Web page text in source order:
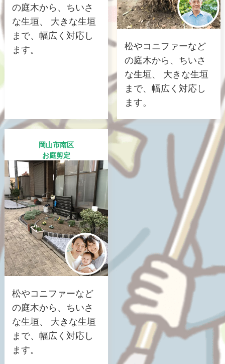
の庭木から、ちいさ
な生垣、 大きな生垣
まで、幅広く対応し
ます。
松やコニファーなど
の庭木から、ちいさ
な生垣、 大きな生垣
まで、幅広く対応し
ます。
岡山市南区
お庭剪定
松やコニファーなど
の庭木から、ちいさ
な生垣、 大きな生垣
まで、幅広く対応し
ます。